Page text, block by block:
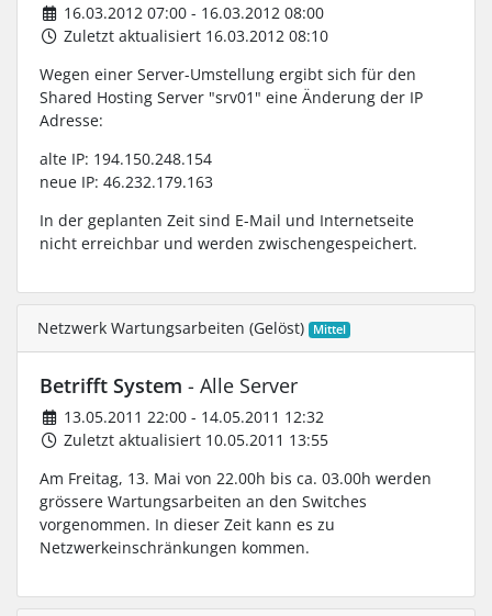
16.03.2012 07:00 - 16.03.2012 08:00
Zuletzt aktualisiert 16.03.2012 08:10
Wegen einer Server-Umstellung ergibt sich für den
Shared Hosting Server "srv01" eine Änderung der IP
Adresse:
alte IP: 194.150.248.154
neue IP: 46.232.179.163
In der geplanten Zeit sind E-Mail und Internetseite
nicht erreichbar und werden zwischengespeichert.
Netzwerk Wartungsarbeiten (Gelöst) Mittel
Betrifft System - Alle Server
13.05.2011 22:00 - 14.05.2011 12:32
Zuletzt aktualisiert 10.05.2011 13:55
Am Freitag, 13. Mai von 22.00h bis ca. 03.00h werden
grössere Wartungsarbeiten an den Switches
vorgenommen. In dieser Zeit kann es zu
Netzwerkeinschränkungen kommen.